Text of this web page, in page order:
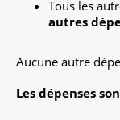
Tous les
autres
Aucune autre
Les dépenses